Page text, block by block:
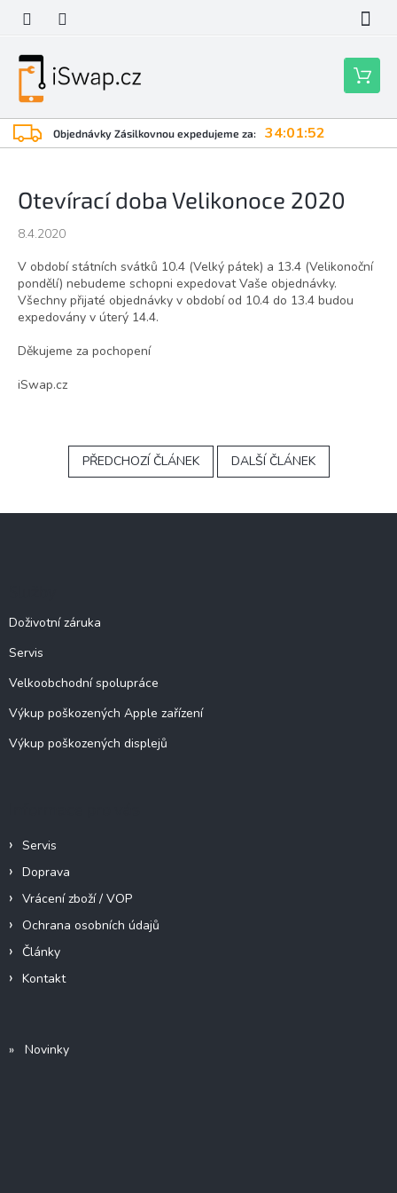
obsah
Objednávky Zásilkovnou expedujeme za: 34:01:52
Nákupní
košík
Otevírací doba Velikonoce 2020
8.4.2020
V období státních svátků 10.4 (Velký pátek) a 13.4 (Velikonoční
pondělí) nebudeme schopni expedovat Vaše objednávky.
Všechny přijaté objednávky v období od 10.4 do 13.4 budou
expedovány v úterý 14.4.
Děkujeme za pochopení
iSwap.cz
PŘEDCHOZÍ ČLÁNEK DALŠÍ ČLÁNEK
Doživotní záruka
Servis
Velkoobchodní spolupráce
Výkup poškozených Apple zařízení
Výkup poškozených displejů
Servis
Doprava
Vrácení zboží / VOP
Ochrana osobních údajů
Články
Kontakt
» Novinky